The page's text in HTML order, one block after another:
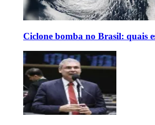
Ciclone bomba no Brasil: quais